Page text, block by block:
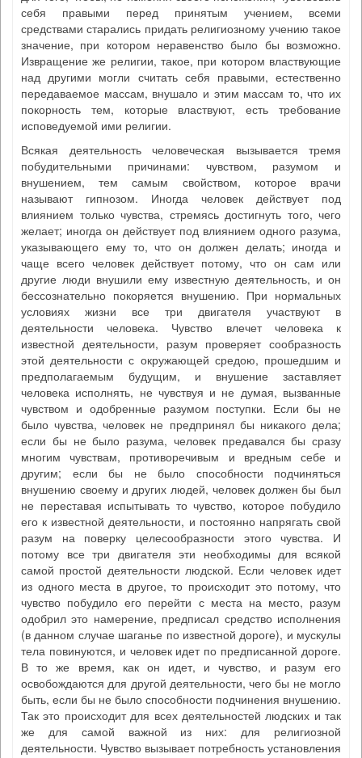
себя правыми перед принятым учением, всеми
средствами старались придать религиозному учению такое
значение, при котором неравенство было бы возможно.
Извращение же религии, такое, при котором властвующие
над другими могли считать себя правыми, естественно
передаваемое массам, внушало и этим массам то, что их
покорность тем, которые властвуют, есть требование
исповедуемой ими религии.
Всякая деятельность человеческая вызывается тремя
побудительными причинами: чувством, разумом и
внушением, тем самым свойством, которое врачи
называют гипнозом. Иногда человек действует под
влиянием только чувства, стремясь достигнуть того, чего
желает; иногда он действует под влиянием одного разума,
указывающего ему то, что он должен делать; иногда и
чаще всего человек действует потому, что он сам или
другие люди внушили ему известную деятельность, и он
бессознательно покоряется внушению. При нормальных
условиях жизни все три двигателя участвуют в
деятельности человека. Чувство влечет человека к
известной деятельности, разум проверяет сообразность
этой деятельности с окружающей средою, прошедшим и
предполагаемым будущим, и внушение заставляет
человека исполнять, не чувствуя и не думая, вызванные
чувством и одобренные разумом поступки. Если бы не
было чувства, человек не предпринял бы никакого дела;
если бы не было разума, человек предавался бы сразу
многим чувствам, противоречивым и вредным себе и
другим; если бы не было способности подчиняться
внушению своему и других людей, человек должен бы был
не переставая испытывать то чувство, которое побудило
его к известной деятельности, и постоянно напрягать свой
разум на поверку целесообразности этого чувства. И
потому все три двигателя эти необходимы для всякой
самой простой деятельности людской. Если человек идет
из одного места в другое, то происходит это потому, что
чувство побудило его перейти с места на место, разум
одобрил это намерение, предписал средство исполнения
(в данном случае шаганье по известной дороге), и мускулы
тела повинуются, и человек идет по предписанной дороге.
В то же время, как он идет, и чувство, и разум его
освобождаются для другой деятельности, чего бы не могло
быть, если бы не было способности подчинения внушению.
Так это происходит для всех деятельностей людских и так
же для самой важной из них: для религиозной
деятельности. Чувство вызывает потребность установления